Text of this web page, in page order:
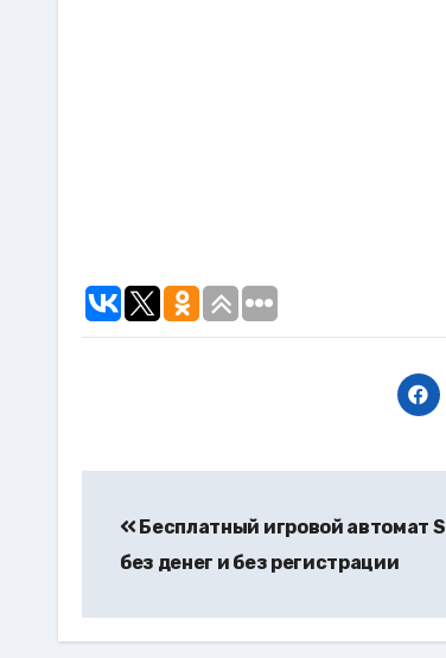
по
записям
Бесплатный игровой автомат
без денег и без регистрации